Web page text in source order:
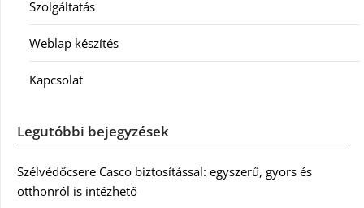
Szolgáltatás
Weblap készítés
Kapcsolat
Legutóbbi bejegyzések
Szélvédőcsere Casco biztosítással: egyszerű, gyors és
otthonról is intézhető